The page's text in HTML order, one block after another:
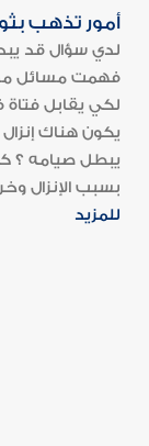
أمور تذهب
لدي سؤال قد
فهمت مسائل
لكي يقابل فتاة
يكون هناك
يبطل صيامه ؟
بسبب الإنزال
للمزيد